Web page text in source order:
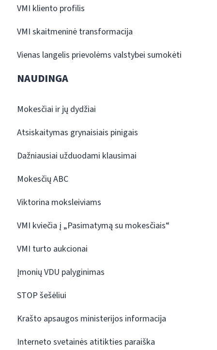
VMI kliento profilis
VMI skaitmeninė transformacija
Vienas langelis prievolėms valstybei sumokėti
NAUDINGA
Mokesčiai ir jų dydžiai
Atsiskaitymas grynaisiais pinigais
Dažniausiai užduodami klausimai
Mokesčių ABC
Viktorina moksleiviams
VMI kviečia į „Pasimatymą su mokesčiais“
VMI turto aukcionai
Įmonių VDU palyginimas
STOP šešėliui
Krašto apsaugos ministerijos informacija
Interneto svetainės atitikties paraiška